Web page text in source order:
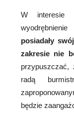
W interesie
posiadały
zakresie nie
radą
będzie